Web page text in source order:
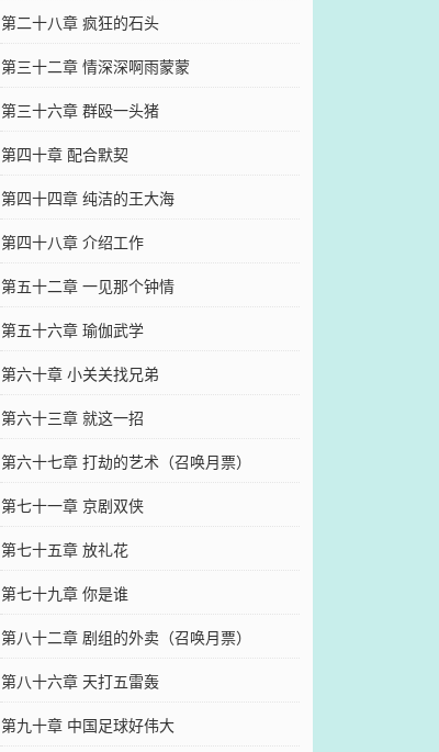
第二十八章 疯狂的石头
第三十二章 情深深啊雨蒙蒙
第三十六章 群殴一头猪
第四十章 配合默契
第四十四章 纯洁的王大海
第四十八章 介绍工作
第五十二章 一见那个钟情
第五十六章 瑜伽武学
第六十章 小关关找兄弟
第六十三章 就这一招
第六十七章 打劫的艺术（召唤月票）
第七十一章 京剧双侠
第七十五章 放礼花
第七十九章 你是谁
第八十二章 剧组的外卖（召唤月票）
第八十六章 天打五雷轰
第九十章 中国足球好伟大